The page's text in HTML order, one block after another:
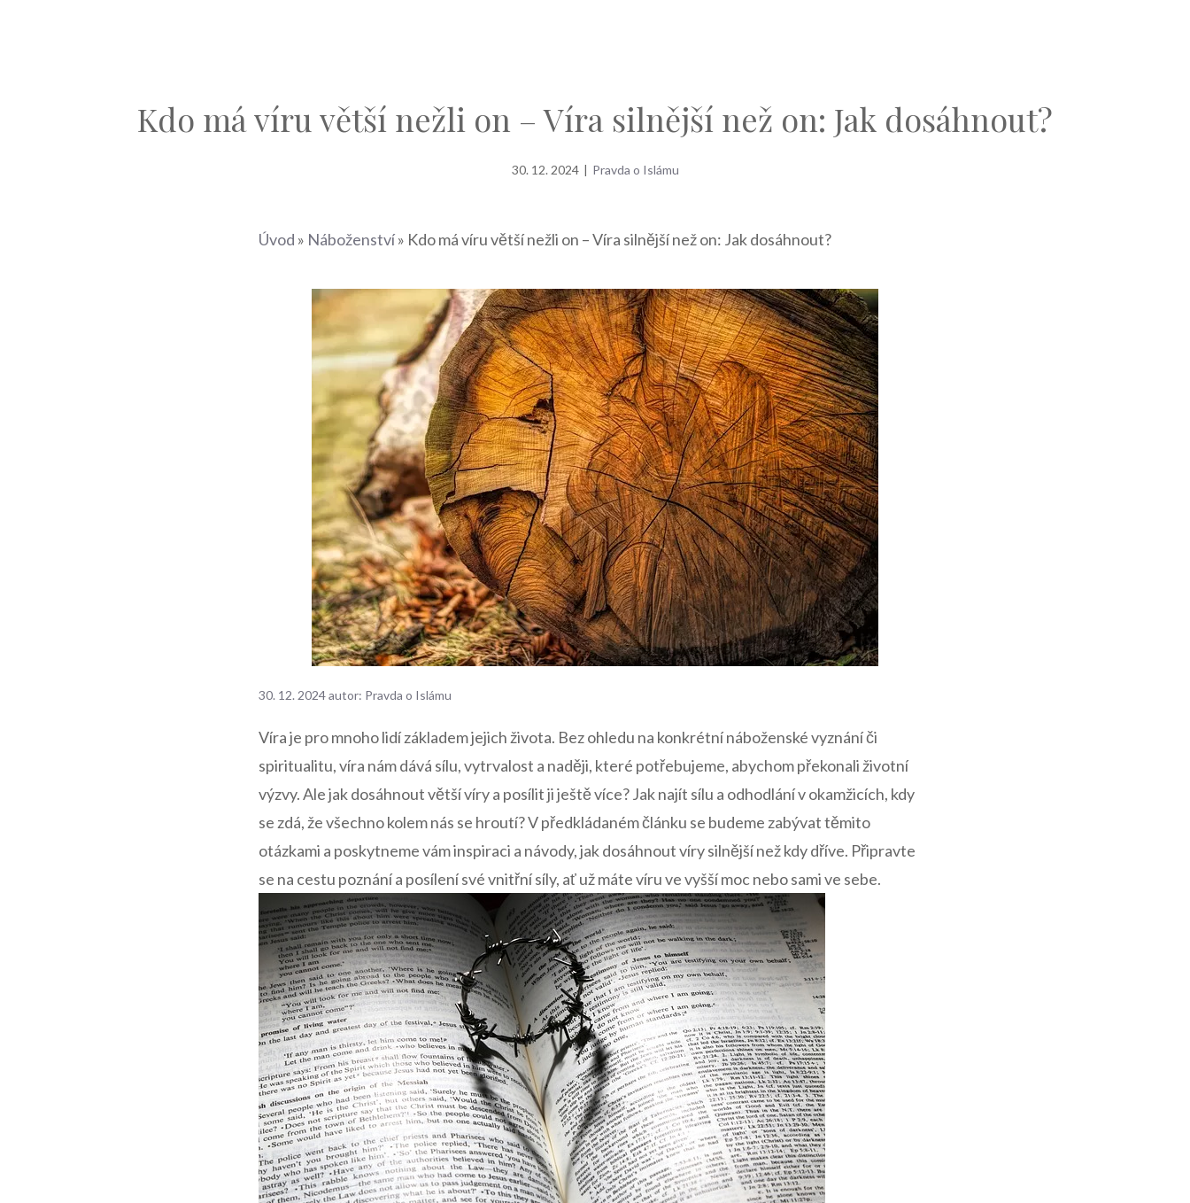
Kdo má víru větší nežli on – Víra silnější než on: Jak dosáhnout?
30. 12. 2024 | Pravda o Islámu
Úvod » Náboženství» Kdo má víru větší nežli on – Víra silnější než on: Jak dosáhnout?
30. 12. 2024autor: Pravda o Islámu
Víra je pro mnoho lidí základem jejich života. Bez ohledu na konkrétní náboženské vyznání či
spiritualitu, víra nám dává sílu, vytrvalost a naději, které potřebujeme, abychom překonali životní
výzvy. Ale jak dosáhnout větší víry a posílit ji ještě více? Jak najít sílu a odhodlání v okamžicích, kdy
se zdá, že všechno kolem nás se hroutí? V předkládaném článku se budeme zabývat těmito
otázkami a poskytneme vám inspiraci a návody, jak dosáhnout víry silnější než kdy dříve. Připravte
se na cestu poznání a posílení své vnitřní síly, ať už máte víru ve vyšší moc nebo sami ve sebe.